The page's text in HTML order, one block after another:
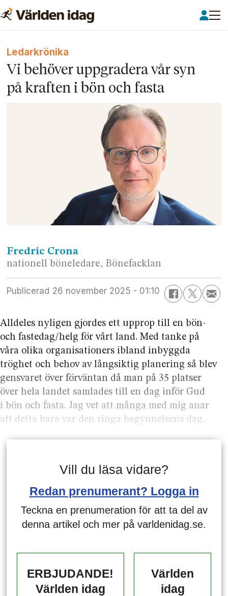
Ledarkrönika
Vi behöver uppgradera vår syn
på kraften i bön och fasta
Fredric Crona
nationell böneledare, Bönefacklan
Publicerad 26 november 2025 - 01:10
Alldeles nyligen gjordes ett upprop till en bön-
och fastedag/helg för vårt land. Med tanke på
våra olika organisationers ibland inbyggda
tröghet och behov av långsiktig planering så blev
gensvaret över förväntan då man på 35 platser
över hela landet samlades till en dag inför Gud
i bön och fasta. Jag vet att många med mig anar
att detta bara var den ringa begynnelsens dag.
Vill du läsa vidare?
Redan prenumerant? Logga in
Teckna en prenumeration för att ta del av
denna artikel och mer på varldenidag.se.
ERBJUDANDE!
Världen idag
Världen
idag